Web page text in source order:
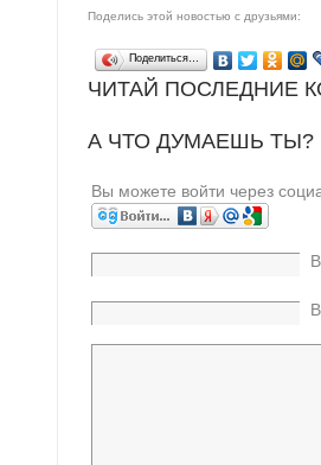
Поделись этой новостью с друзьями:
Поделиться…
ЧИТАЙ ПОСЛЕДНИЕ
А ЧТО ДУМАЕШЬ
Вы можете войти через